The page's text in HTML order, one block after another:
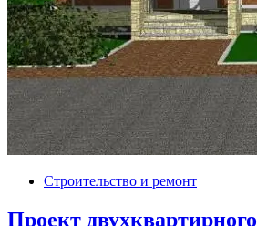
Строительство и ремонт
Проект